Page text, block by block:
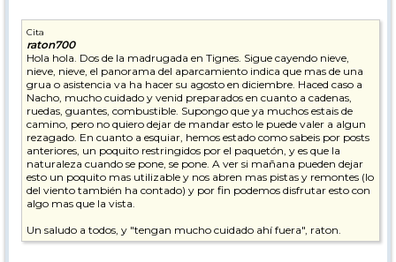
Cita
raton700
Hola hola. Dos de la madrugada en Tignes. Sigue cayendo nieve,
nieve, nieve, el panorama del aparcamiento indica que mas de una
grua o asistencia va ha hacer su agosto en diciembre. Haced caso a
Nacho, mucho cuidado y venid preparados en cuanto a cadenas,
ruedas, guantes, combustible. Supongo que ya muchos estais de
camino, pero no quiero dejar de mandar esto le puede valer a algun
rezagado. En cuanto a esquiar, hemos estado como sabeis por posts
anteriores, un poquito restringidos por el paquetón, y es que la
naturaleza cuando se pone, se pone. A ver si mañana pueden dejar
esto un poquito mas utilizable y nos abren mas pistas y remontes (lo
del viento también ha contado) y por fin podemos disfrutar esto con
algo mas que la vista.
Un saludo a todos, y "tengan mucho cuidado ahí fuera", raton.